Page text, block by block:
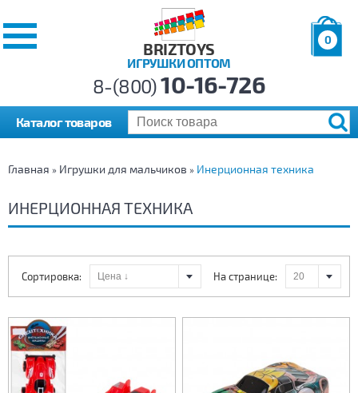
BRIZTOYS
ИГРУШКИ ОПТОМ
0
р.
8-(800)10-16-726
Каталог товаров
Главная » Игрушки для мальчиков » Инерционная техника
ИНЕРЦИОННАЯ ТЕХНИКА
На странице:
Сортировка: